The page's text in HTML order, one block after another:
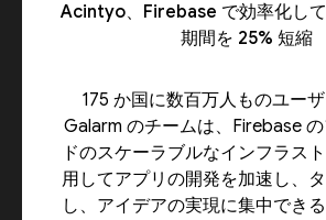
Acintyo、Firebase で効率化し
期間を 25% 短縮
175 か国に数百万人ものユー
Galarm のチームは、Firebase
ドのスケーラブルなインフラス
用してアプリの開発を加速し、
し、アイデアの実現に集中でき